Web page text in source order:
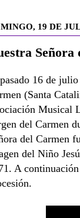
19 DE
Señora
16 de
(Santa
Musical
del Carmen
del Carmen
del Niño
A